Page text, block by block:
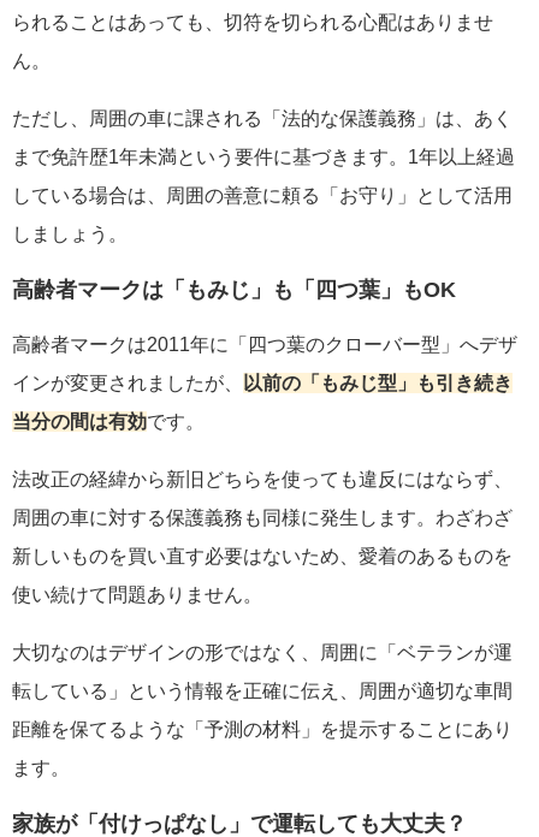
られることはあっても、切符を切られる心配はありませ
ん。
ただし、周囲の車に課される「法的な保護義務」は、あく
まで免許歴1年未満という要件に基づきます。1年以上経過
している場合は、周囲の善意に頼る「お守り」として活用
しましょう。
高齢者マークは「もみじ」も「四つ葉」もOK
高齢者マークは2011年に「四つ葉のクローバー型」へデザ
インが変更されましたが、
以前の「もみじ型」も引き続き
当分の間は有効です。
法改正の経緯から新旧どちらを使っても違反にはならず、
周囲の車に対する保護義務も同様に発生します。わざわざ
新しいものを買い直す必要はないため、愛着のあるものを
使い続けて問題ありません。
大切なのはデザインの形ではなく、周囲に「ベテランが運
転している」という情報を正確に伝え、周囲が適切な車間
距離を保てるような「予測の材料」を提示することにあり
ます。
家族が「付けっぱなし」で運転しても大丈夫？